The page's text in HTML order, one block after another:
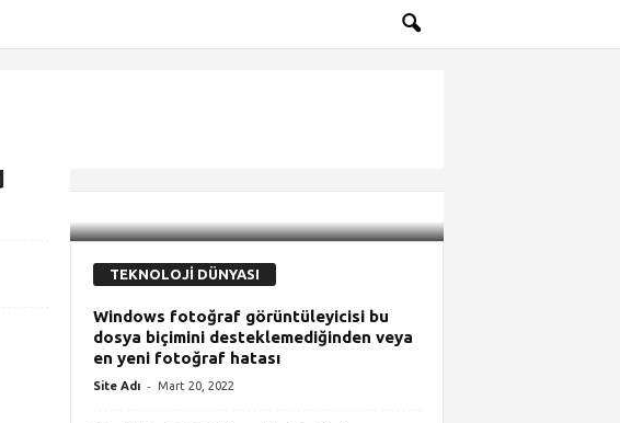
TEKNOLOJİ DÜNYASI
Windows fotoğraf görüntüleyicisi bu
dosya biçimini desteklemediğinden veya
en yeni fotoğraf hatası
Site Adı - Mart 20, 2022